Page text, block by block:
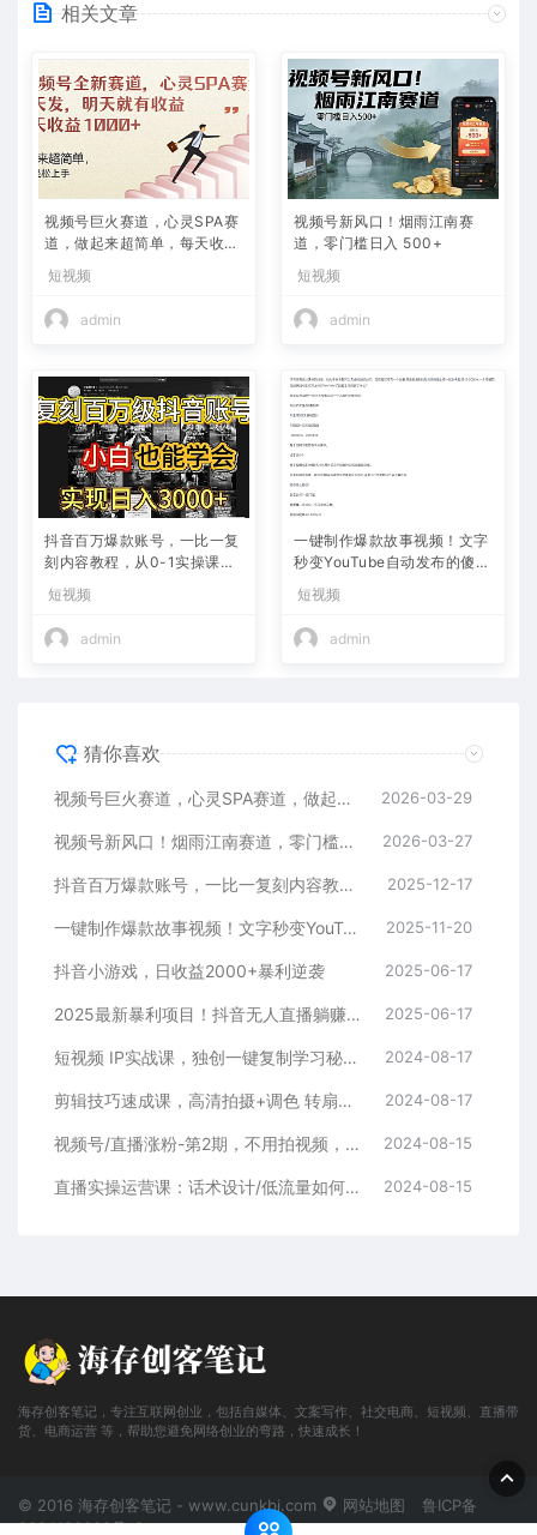
相关文章
视频号巨火赛道，心灵SPA赛
道，做起来超简单，每天收益
800+
短视频
admin
视频号新风口！烟雨江南赛
道，零门槛日入 500+
短视频
admin
抖音百万爆款账号，一比一复
刻内容教程，从0-1实操课，
入10w+
短视频
admin
一键制作爆款故事视频！文字
秒变YouTube自动发布的傻瓜
短视频
admin
猜你喜欢
视频号巨火赛道，心灵SPA赛道，做起来超简单，每天收益800+ 2026-03-29
视频号新风口！烟雨江南赛道，零门槛日入 500+ 2026-03-27
抖音百万爆款账号，一比一复刻内容教程，从0-1实操课，小白也能学会，复制爆款，月入10w+ 2025-12-17
一键制作爆款故事视频！文字秒变YouTube自动发布的傻瓜式教程 2025-11-20
抖音小游戏，日收益2000+暴利逆袭 2025-06-17
2025最新暴利项目！抖音无人直播躺赚攻略！抖音无人直播3.0玩法！0门槛… 2025-06-17
短视频 IP实战课，独创一键复制学习秘籍，转战新领域，月赚五万轻松行 2024-08-17
剪辑技巧速成课，高清拍摄+调色 转扇子，建筑-抠图精通，新手秒变剪辑专家 2024-08-17
视频号/直播涨粉-第2期，不用拍视频，不用卖货，在直播间做菜，就可以搞钱 2024-08-15
直播实操运营课：话术设计/低流量如何提升/话术框架/全场燃爆/非常干货 2024-08-15
海存创客笔记，专注互联网创业，包括自媒体、文案写作、社交电商、短视频、直播带
货、电商运营 等，帮助您避免网络创业的弯路，快速成长！
© 2016 海存创客笔记 - www.cunkbj.com 网站地图
鲁ICP备
2024108698号-2